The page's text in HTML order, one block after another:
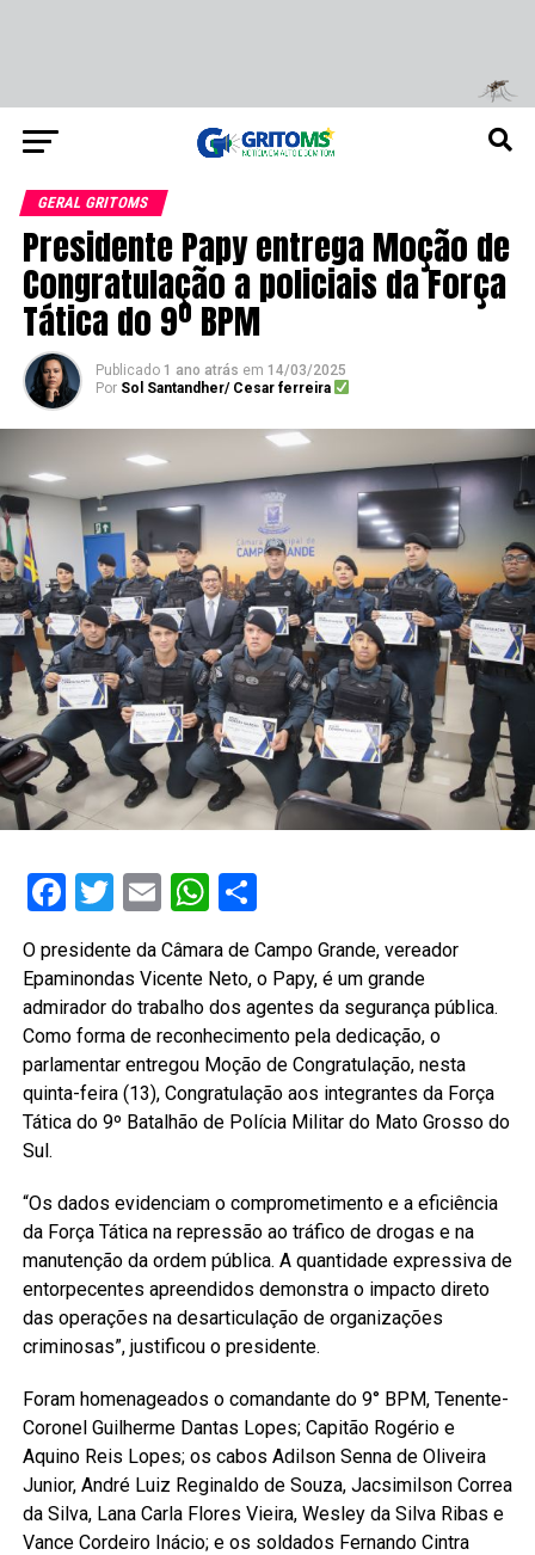
GERAL GRITOMS
Presidente Papy entrega Moção de
Congratulação a policiais da Força
Tática do 9º BPM
Publicado 1 ano atrás em 14/03/2025
Por Sol Santandher/ Cesar ferreira
Facebook
Twitter
EmailWhatsApp
Share
O presidente da Câmara de Campo Grande, vereador
Epaminondas Vicente Neto, o Papy, é um grande
admirador do trabalho dos agentes da segurança pública.
Como forma de reconhecimento pela dedicação, o
parlamentar entregou Moção de Congratulação, nesta
quinta-feira (13), Congratulação aos integrantes da Força
Tática do 9º Batalhão de Polícia Militar do Mato Grosso do
Sul.
“Os dados evidenciam o comprometimento e a eficiência
da Força Tática na repressão ao tráfico de drogas e na
manutenção da ordem pública. A quantidade expressiva de
entorpecentes apreendidos demonstra o impacto direto
das operações na desarticulação de organizações
criminosas”, justificou o presidente.
Foram homenageados o comandante do 9° BPM, Tenente-
Coronel Guilherme Dantas Lopes; Capitão Rogério e
Aquino Reis Lopes; os cabos Adilson Senna de Oliveira
Junior, André Luiz Reginaldo de Souza, Jacsimilson Correa
da Silva, Lana Carla Flores Vieira, Wesley da Silva Ribas e
Vance Cordeiro Inácio; e os soldados Fernando Cintra